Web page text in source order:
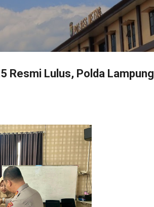
utama
Resmi Lulus, Polda Lampung